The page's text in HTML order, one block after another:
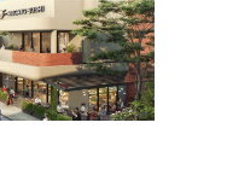
estetik, dan
terpadu, BSD
hunian modern